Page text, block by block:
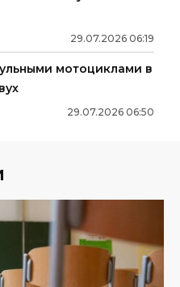
29.07.2026 06:19
мотоциклами в
29.07.2026 06:50